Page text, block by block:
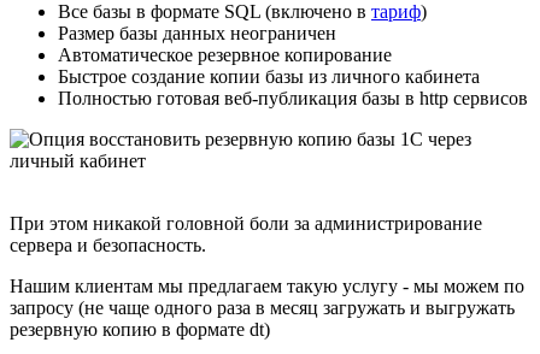
Все базы в формате SQL (включено в тариф)
Размер базы данных неограничен
Автоматическое резервное копирование
Быстрое создание копии базы из личного кабинета
Полностью готовая веб-публикация базы в http сервисов
При этом никакой головной боли за администрирование
сервера и безопасность.
Нашим клиентам мы предлагаем такую услугу - мы можем по
запросу (не чаще одного раза в месяц загружать и выгружать
резервную копию в формате dt)